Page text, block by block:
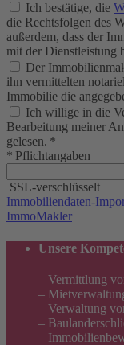
Ich bestätige, die
die Rechtsfolgen des
außerdem, dass der
mit der Dienstleistung
Der
ihn vermittelten
Immobilie die
Ich willige in die
Bearbeitung meiner
gelesen. *
* Pflichtangaben
SSL-verschlüsselt
Immobiliendaten-
ImmoMakler
Unsere
– Vermittlung
–
– Verwaltung
–
–